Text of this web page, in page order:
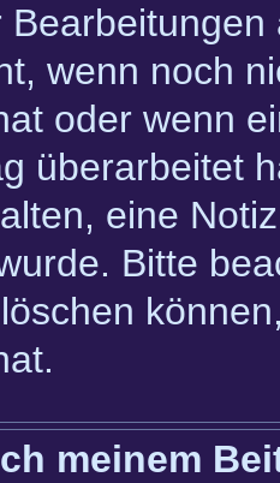
wenn noch
oder wenn
überarbeitet
eine
Bitte
meinem